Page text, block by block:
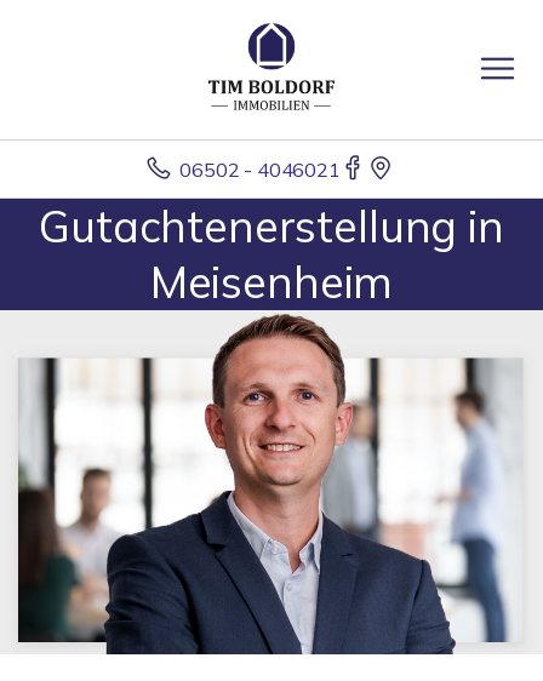
06502 - 4046021
Gutachtenerstellung in
Meisenheim